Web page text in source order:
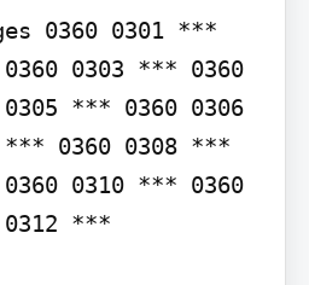
0360 0301 ***
0303 *** 0360
*** 0360 0306
0360 0308 ***
0310 *** 0360
***